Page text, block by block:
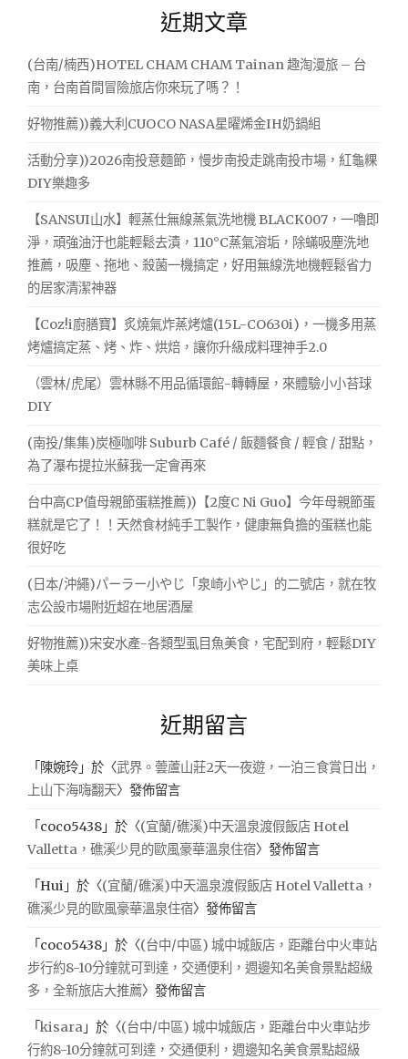
驚
給
讀
中
CP
外
年
推
薦，
文
小
驚
喜
給
噢！"
近期文章
(台南/楠西)HOTEL CHAM CHAM Tainan 趣淘漫旅 – 台
南，台南首間冒險旅店你來玩了嗎？！
好物推薦))義大利CUOCO NASA星曜烯金IH奶鍋組
活動分享))2026南投意麵節，慢步南投走跳南投市場，紅龜粿
DIY樂趣多
【SANSUI山水】輕蒸仕無線蒸氣洗地機 BLACK007，一嚕即
淨，頑強油汙也能輕鬆去漬，110°C蒸氣溶垢，除蟎吸塵洗地
推薦，吸塵、拖地、殺菌一機搞定，好用無線洗地機輕鬆省力
的居家清潔神器
【Coz!i廚膳寶】炙燒氣炸蒸烤爐(15L-CO630i)，一機多用蒸
烤爐搞定蒸、烤、炸、烘焙，讓你升級成料理神手2.0
（雲林/虎尾）雲林縣不用品循環館-轉轉屋，來體驗小小苔球
DIY
(南投/集集)炭極咖啡 Suburb Café / 飯麵餐食 / 輕食 / 甜點，
為了瀑布提拉米蘇我一定會再來
台中高CP值母親節蛋糕推薦))【2度C Ni Guo】今年母親節蛋
糕就是它了！！天然食材純手工製作，健康無負擔的蛋糕也能
很好吃
(日本/沖繩)パーラー小やじ「泉崎小やじ」的二號店，就在牧
志公設市場附近超在地居酒屋
好物推薦))宋安水產-各類型虱目魚美食，宅配到府，輕鬆DIY
美味上桌
近期留言
「 陳婉玲 」於〈武界。蕓蘆山莊2天一夜遊，一泊三食賞日出，
上山下海嗨翻天〉發佈留言
「 coco5438 」於〈(宜蘭/礁溪)中天溫泉渡假飯店 Hotel
Valletta，礁溪少見的歐風豪華溫泉住宿〉發佈留言
「Hui 」於〈(宜蘭/礁溪)中天溫泉渡假飯店 Hotel Valletta，
礁溪少見的歐風豪華溫泉住宿〉發佈留言
「 coco5438 」於〈(台中/中區) 城中城飯店，距離台中火車站
步行約8-10分鐘就可到達，交通便利，週邊知名美食景點超級
多，全新旅店大推薦〉發佈留言
「kisara 」於〈(台中/中區) 城中城飯店，距離台中火車站步
行約8-10分鐘就可到達，交通便利，週邊知名美食景點超級